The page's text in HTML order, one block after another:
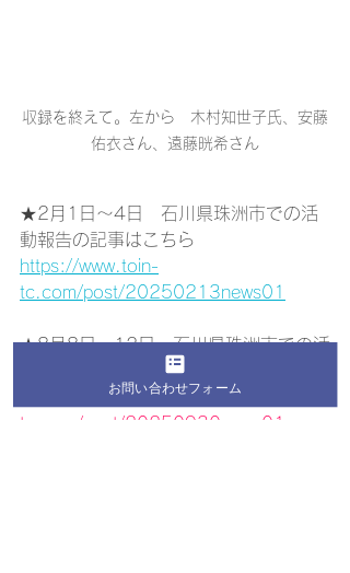
収録を終えて。左から　木村知世子氏、安藤
佑衣さん、遠藤晄希さん
★2月1日～4日　石川県珠洲市での活
動報告の記事はこちら
https://www.toin-
tc.com/post/20250213news01
★8月8日～12日　石川県珠洲市での活
動報告の記事はこちら
https://www.toin-
tc.com/post/20250930news01
お問い合わせフォーム